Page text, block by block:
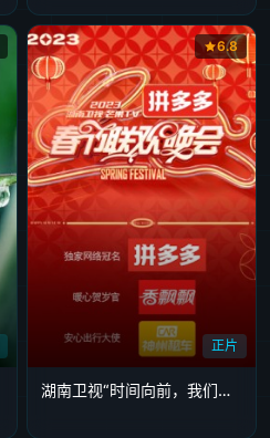
正片
6.8
湖南卫视“时间向前，我们向上”2023年春节联欢晚会